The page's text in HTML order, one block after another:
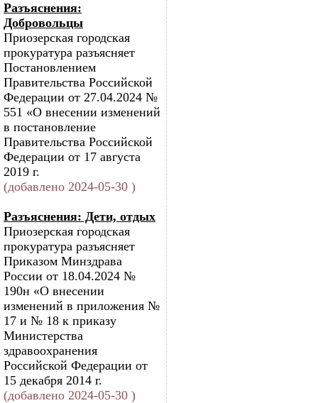
Разъяснения:
Добровольцы
Приозерская городская
прокуратура разъясняет
Постановлением
Правительства Российской
Федерации от 27.04.2024 №
551 «О внесении изменений
в постановление
Правительства Российской
Федерации от 17 августа
2019 г.
(добавлено 2024-05-30 )
Разъяснения: Дети, отдых
Приозерская городская
прокуратура разъясняет
Приказом Минздрава
России от 18.04.2024 №
190н «О внесении
изменений в приложения №
17 и № 18 к приказу
Министерства
здравоохранения
Российской Федерации от
15 декабря 2014 г.
(добавлено 2024-05-30 )